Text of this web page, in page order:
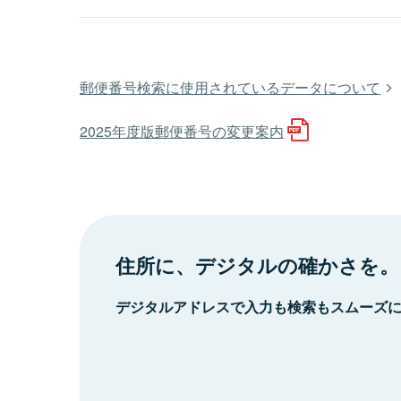
郵便番号検索に使用されているデータについて
2025年度版郵便番号の変更案内
住所に、デジタルの確かさを。
デジタルアドレスで入力も検索もスムーズ